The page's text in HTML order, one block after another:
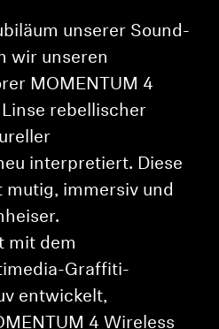
unserer Sound-
wir unseren
MOMENTUM 4
rebellischer
interpretiert. Diese
mutig, immersiv und
mit dem
Graffiti-
entwickelt,
4 Wireless